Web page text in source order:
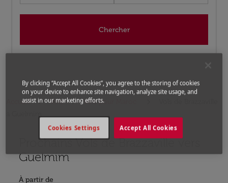
Chercher
Accueil Vols Vols pour Maroc
Prochains Vols de Brazzaville vers
Guelmim
À partir de
Aucun tarif trouvé pour les options populaires
By clicking “Accept All Cookies”, you agree to the storing of cookies
on your device to enhance site navigation, analyze site usage, and
assist in our marketing efforts.
Accept All Cookies
Cookies Settings